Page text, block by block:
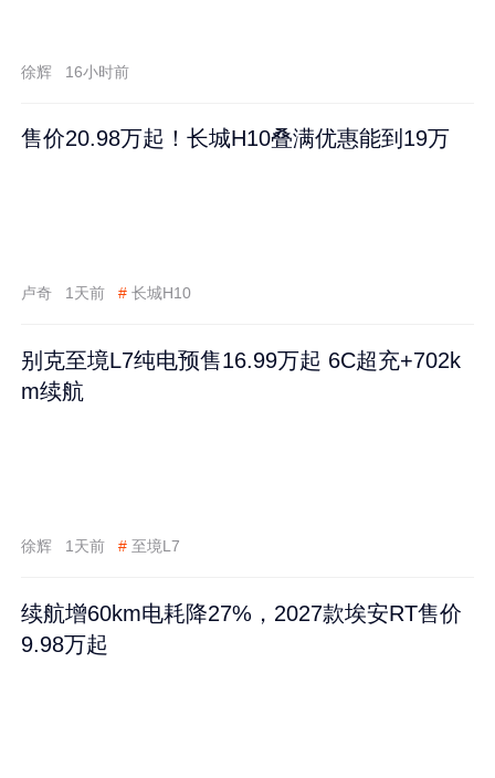
徐辉 16小时前
售价20.98万起！长城H10叠满优惠能到19万
卢奇 1天前 # 长城H10
别克至境L7纯电预售16.99万起 6C超充+702k
m续航
徐辉 1天前 # 至境L7
续航增60km电耗降27%，2027款埃安RT售价
9.98万起